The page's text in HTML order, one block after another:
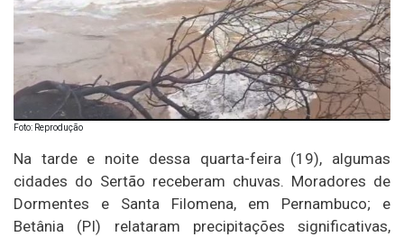
Foto: Reprodução
Na tarde e noite dessa quarta-feira (19), algumas
cidades do Sertão receberam chuvas. Moradores de
Dormentes e Santa Filomena, em Pernambuco; e
Betânia (PI) relataram precipitações significativas,